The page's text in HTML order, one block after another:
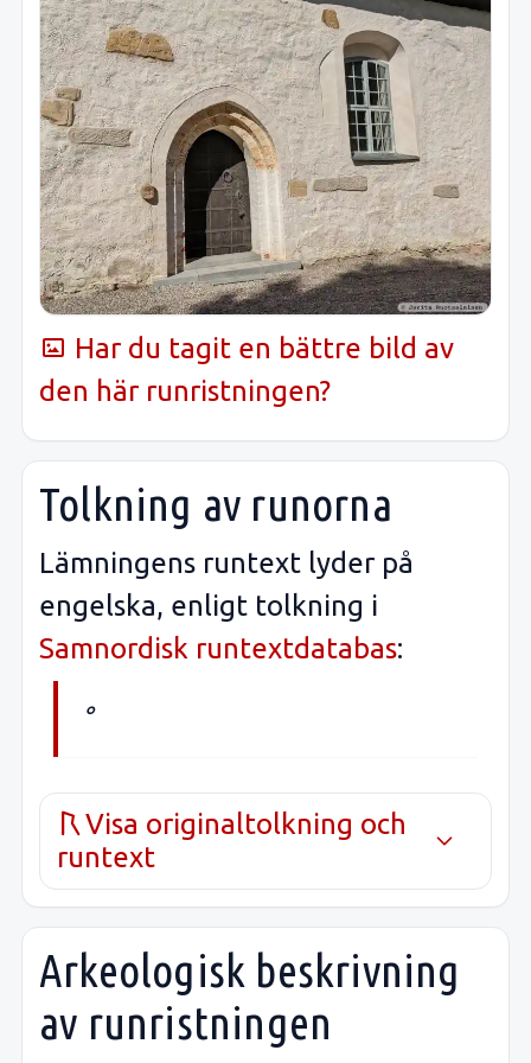
Har du tagit en bättre bild av
den här runristningen?
Tolkning av runorna
Lämningens runtext lyder på
engelska, enligt tolkning i
Samnordisk runtextdatabas:
°
Visa originaltolkning och
runtext
Arkeologisk beskrivning
av runristningen